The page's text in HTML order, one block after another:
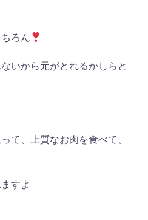
ろん
いから元がとれるかしらと
て、上質なお肉を食べて、
すよ